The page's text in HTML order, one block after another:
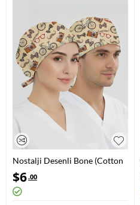
Nostalji Desenli Bone (Cotton
Likra Kumaş)
$6.00